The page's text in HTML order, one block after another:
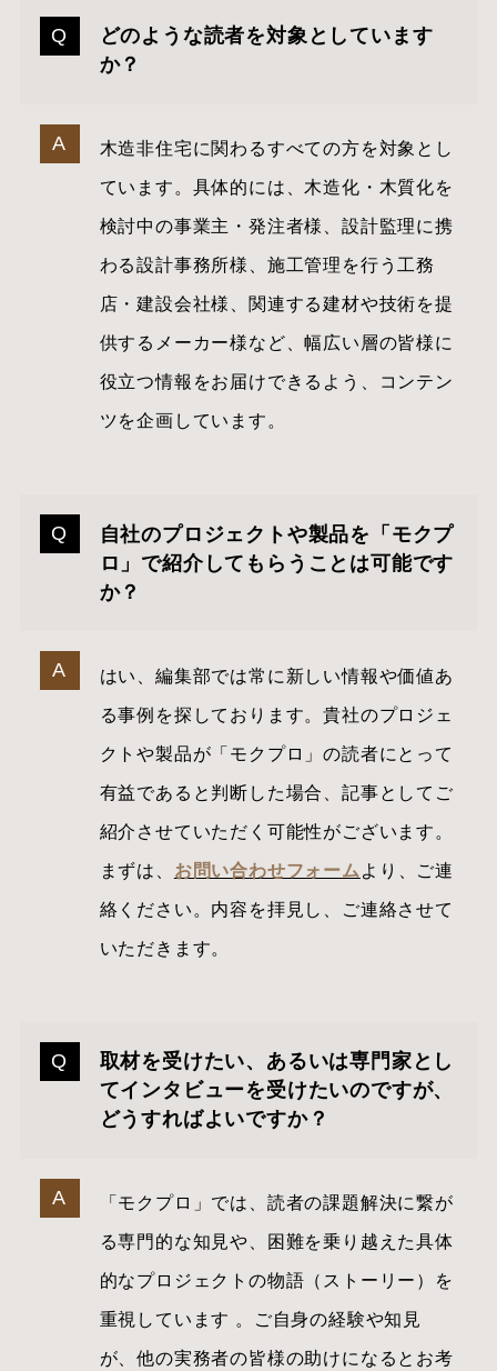
どのような読者を対象としています
か？
木造非住宅に関わるすべての方を対象とし
ています。具体的には、木造化・木質化を
検討中の事業主・発注者様、設計監理に携
わる設計事務所様、施工管理を行う工務
店・建設会社様、関連する建材や技術を提
供するメーカー様など、幅広い層の皆様に
役立つ情報をお届けできるよう、コンテン
ツを企画しています。
自社のプロジェクトや製品を「モクプ
ロ」で紹介してもらうことは可能です
か？
はい、編集部では常に新しい情報や価値あ
る事例を探しております。貴社のプロジェ
クトや製品が「モクプロ」の読者にとって
有益であると判断した場合、記事としてご
紹介させていただく可能性がございます。
まずは、
お問い合わせフォーム より、ご連
絡ください。内容を拝見し、ご連絡させて
いただきます。
取材を受けたい、あるいは専門家とし
てインタビューを受けたいのですが、
どうすればよいですか？
「モクプロ」では、読者の課題解決に繋が
る専門的な知見や、困難を乗り越えた具体
的なプロジェクトの物語（ストーリー）を
重視しています 。ご自身の経験や知見
が、他の実務者の皆様の助けになるとお考